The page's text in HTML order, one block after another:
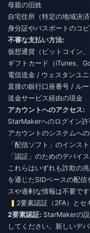
母親の旧姓
自宅住所（特定の地域決
身分証やパスポートのコ
不審な支払い方法:
仮想通貨（ビットコイン、
ギフトカード（iTunes、
電信送金 / ウェスタンユ
直接の銀行口座番号 / ル
送金サービス経由の現金
アカウントへのアクセス:
StarMakerへのログイン許
アカウントのシステムへの
「配信ソフト」のインス
「認証」のためのデバイ
これらはいずれも詐欺の
を通じたSIDベースの配
スや過剰な情報は不要です
2要素認証（2FA）とセ
2要素認証: StarMakerの
してください。新しいデ